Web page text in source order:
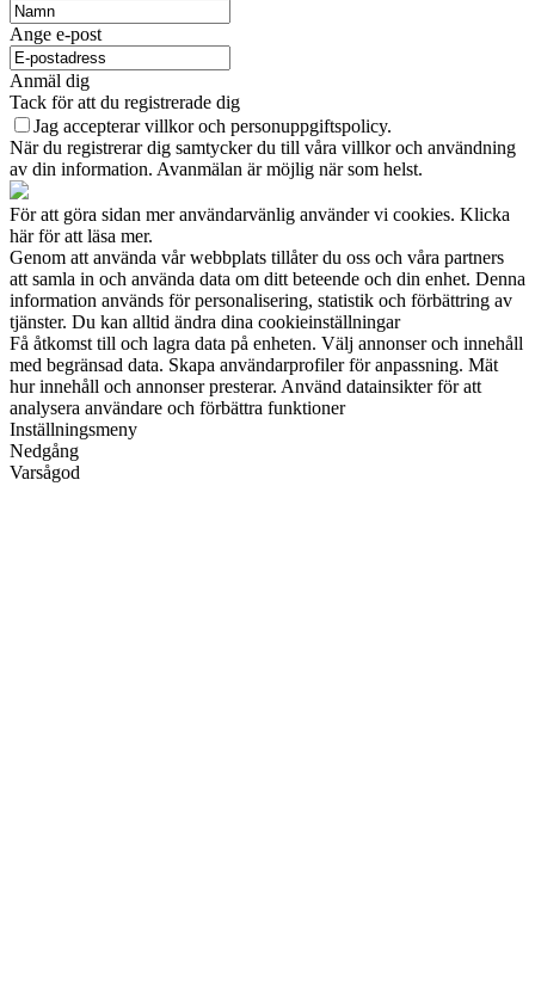
Ange e-post
Anmäl dig
Tack för att du registrerade dig
Jag accepterar villkor och personuppgiftspolicy.
När du registrerar dig samtycker du till våra villkor och användning
av din information. Avanmälan är möjlig när som helst.
För att göra sidan mer användarvänlig använder vi cookies. Klicka
här för att läsa mer.
Genom att använda vår webbplats tillåter du oss och våra partners
att samla in och använda data om ditt beteende och din enhet. Denna
information används för personalisering, statistik och förbättring av
tjänster. Du kan alltid ändra dina cookieinställningar
Få åtkomst till och lagra data på enheten. Välj annonser och innehåll
med begränsad data. Skapa användarprofiler för anpassning. Mät
hur innehåll och annonser presterar. Använd datainsikter för att
analysera användare och förbättra funktioner
Inställningsmeny
Nedgång
Varsågod